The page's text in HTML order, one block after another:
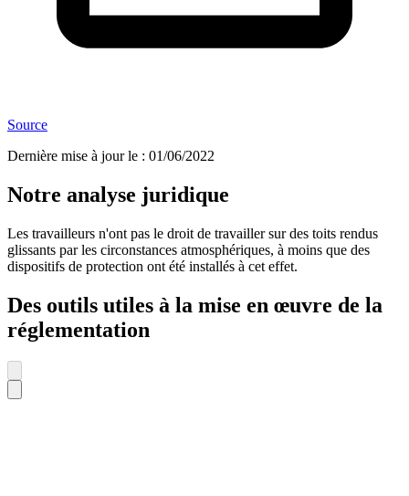
Source
Dernière mise à jour le : 01/06/2022
Notre analyse juridique
Les travailleurs n'ont pas le droit de travailler sur des toits rendus
glissants par les circonstances atmosphériques, à moins que des
dispositifs de protection ont été installés à cet effet.
Des outils utiles à la mise en œuvre de la
réglementation